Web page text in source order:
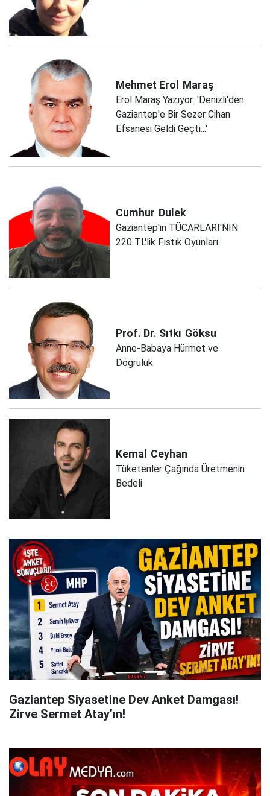
Mehmet Erol Maraş
Erol Maraş Yazıyor: 'Denizli'den
Gaziantep'e Bir Sezer Cihan
Efsanesi Geldi Geçti...'
Cumhur Dulek
Gaziantep'in TÜCARLARI'NIN
220 TL'lik Fıstık Oyunları
Prof. Dr. Sıtkı Göksu
Anne-Babaya Hürmet ve
Doğruluk
Kemal Ceyhan
Tüketenler Çağında Üretmenin
Bedeli
Gaziantep Siyasetine Dev Anket Damgası!
Zirve Sermet Atay’ın!